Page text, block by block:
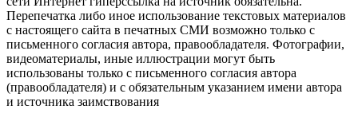
Перепечатка либо иное использование текстовых материалов
с настоящего сайта в печатных СМИ возможно только с
письменного согласия автора, правообладателя. Фотографии,
видеоматериалы, иные иллюстрации могут быть
использованы только с письменного согласия автора
(правообладателя) и с обязательным указанием имени автора
и источника заимствования